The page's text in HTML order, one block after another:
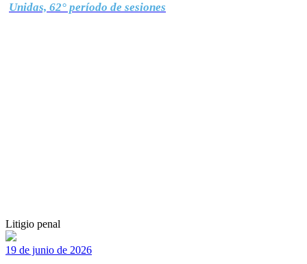
Unidas, 62° período de sesiones
Litigio penal
19 de junio de 2026